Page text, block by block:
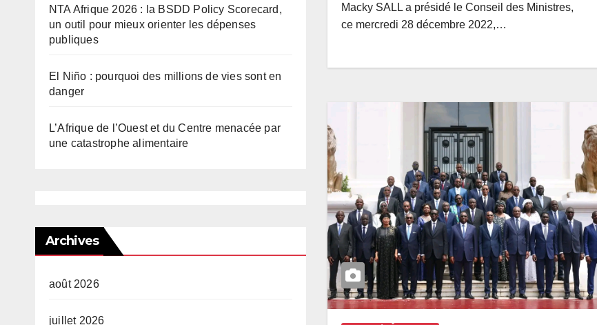
NTA Afrique 2026 : la BSDD Policy Scorecard,
un outil pour mieux orienter les dépenses
publiques
El Niño : pourquoi des millions de vies sont en
danger
L’Afrique de l’Ouest et du Centre menacée par
une catastrophe alimentaire
Archives
août 2026
juillet 2026
Macky SALL a présidé le Conseil des Ministres,
ce mercredi 28 décembre 2022,…